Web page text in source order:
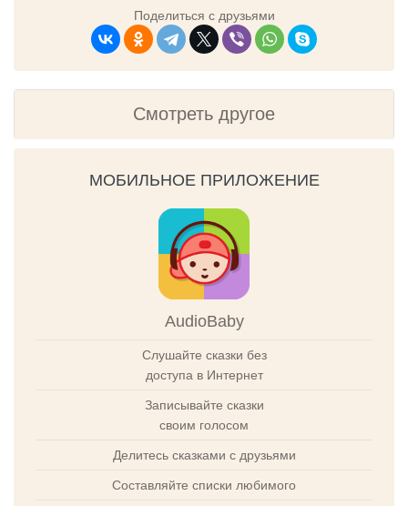
Поделиться с друзьями
Смотреть другое
МОБИЛЬНОЕ ПРИЛОЖЕНИЕ
AudioBaby
Слушайте сказки без
доступа в Интернет
Записывайте сказки
своим голосом
Делитесь сказками с друзьями
Составляйте списки любимого